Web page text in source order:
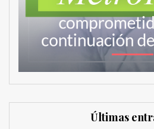
Últimas